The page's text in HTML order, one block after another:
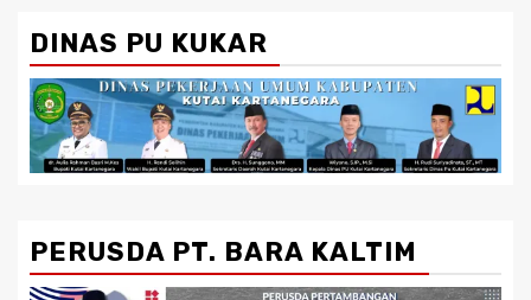
DINAS PU KUKAR
PERUSDA PT. BARA KALTIM